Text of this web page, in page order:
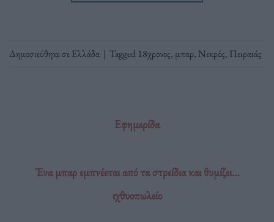
Δημοσιεύθηκε σεΕλλάδα | Tagged 18χρονος, μπαρ, Νεκρός, Πειραιάς
Εφημερίδα
Ένα μπαρ εμπνέεται από τα στρείδια και θυμίζει…
ιχθυοπωλείο